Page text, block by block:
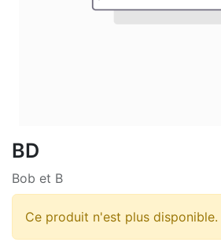
BD
Bob et B
Ce produit n'est plus disponible.